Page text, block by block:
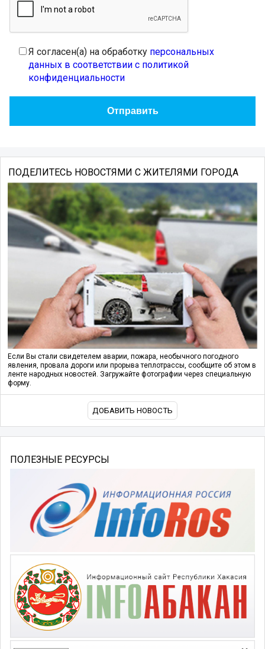
Я согласен(а) на обработку персональных
данных в соответствии с политикой
конфиденциальности
ПОДЕЛИТЕСЬ НОВОСТЯМИ С ЖИТЕЛЯМИ ГОРОДА
Если Вы стали свидетелем аварии, пожара, необычного погодного
явления, провала дороги или прорыва теплотрассы, сообщите об этом в
ленте народных новостей. Загружайте фотографии через специальную
форму.
ДОБАВИТЬ НОВОСТЬ
ПОЛЕЗНЫЕ РЕСУРСЫ